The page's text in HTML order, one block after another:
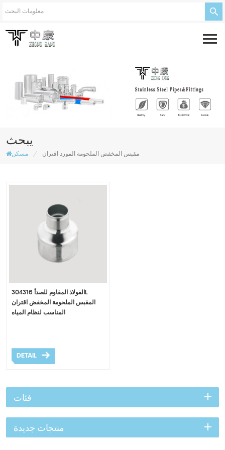
يبحث
مسكن / مقبس المخفض الملحومة المورد اقتران
الفولاذ المقاوم للصدأ 304316L
المقبس الملحومة المخفض اقتران
المناسب لنظام المياه
DETAIL
فئات
منتجات جديدة